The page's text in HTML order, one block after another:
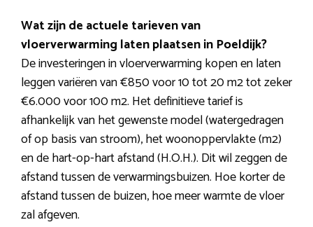
Wat zijn de actuele tarieven van
vloerverwarming laten plaatsen in Poeldijk?
De investeringen in vloerverwarming kopen en laten
leggen variëren van €850 voor 10 tot 20 m2 tot zeker
€6.000 voor 100 m2. Het definitieve tarief is
afhankelijk van het gewenste model (watergedragen
of op basis van stroom), het woonoppervlakte (m2)
en de hart-op-hart afstand (H.O.H.). Dit wil zeggen de
afstand tussen de verwarmingsbuizen. Hoe korter de
afstand tussen de buizen, hoe meer warmte de vloer
zal afgeven.